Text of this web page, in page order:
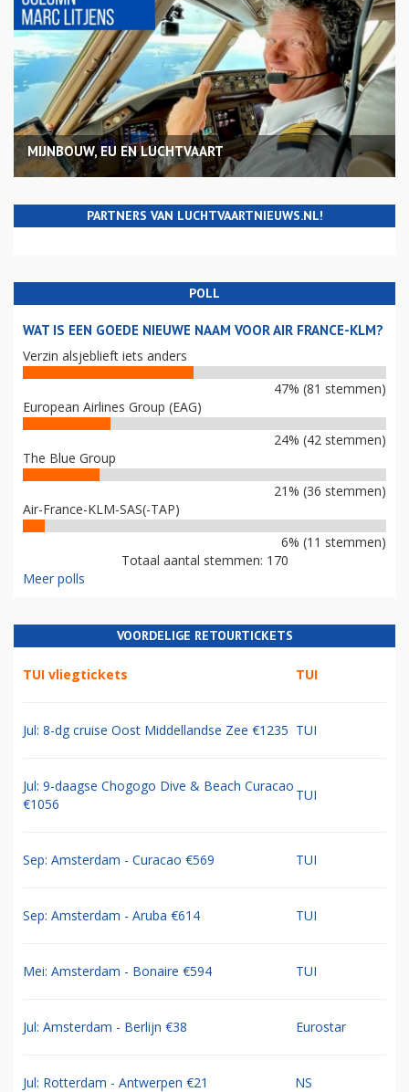
MIJNBOUW, EU EN LUCHTVAART
PARTNERS VAN LUCHTVAARTNIEUWS.NL!
POLL
WAT IS EEN GOEDE NIEUWE NAAM VOOR AIR FRANCE-KLM?
Verzin alsjeblieft iets anders
47% (81 stemmen)
European Airlines Group (EAG)
24% (42 stemmen)
The Blue Group
21% (36 stemmen)
Air-France-KLM-SAS(-TAP)
6% (11 stemmen)
Totaal aantal stemmen: 170
Meer polls
VOORDELIGE RETOURTICKETS
TUI vliegtickets TUI
Jul: 8-dg cruise Oost Middellandse Zee €1235 TUI
Jul: 9-daagse Chogogo Dive & Beach Curacao
€1056
TUI
Sep: Amsterdam - Curacao €569 TUI
Sep: Amsterdam - Aruba €614 TUI
Mei: Amsterdam - Bonaire €594 TUI
Jul: Amsterdam - Berlijn €38 Eurostar
Jul: Rotterdam - Antwerpen €21 NS